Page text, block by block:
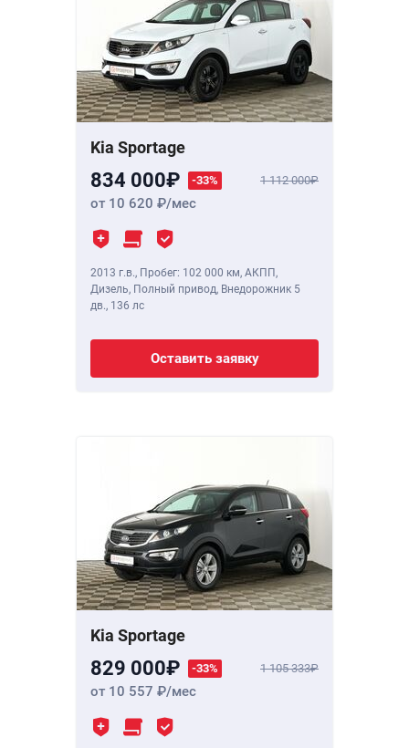
Kia Sportage
834 000 -33% 1 112 000
от 10 620 /мес
2013 г.в., Пробег: 102 000 км, АКПП,
Дизель, Полный привод, Внедорожник 5
дв., 136 лс
Оставить заявку
Kia Sportage
829 000 -33% 1 105 333
от 10 557 /мес